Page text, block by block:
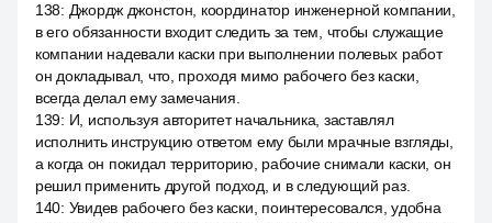
138: Джордж джонстон, координатор инженерной компании,
в его обязанности входит следить за тем, чтобы служащие
компании надевали каски при выполнении полевых работ
он докладывал, что, проходя мимо рабочего без каски,
всегда делал ему замечания.
139: И, используя авторитет начальника, заставлял
исполнить инструкцию ответом ему были мрачные взгляды,
а когда он покидал территорию, рабочие снимали каски, он
решил применить другой подход, и в следующий раз.
140: Увидев рабочего без каски, поинтересовался, удобна